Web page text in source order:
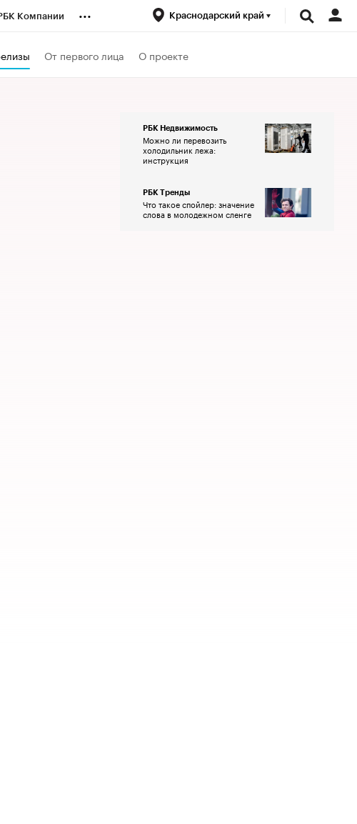
Компании ... Краснодарский край
От первого лица О проекте
РБК Недвижимость
Можно ли перевозить
холодильник лежа:
инструкция
РБК Тренды
Что такое спойлер: значение
слова в молодежном сленге